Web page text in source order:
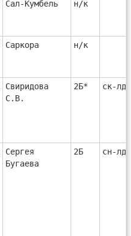
Сал-Кумбель н/к
Саркора н/к
Свиридова
С.В.
2Б* ск-
Сергея
Бугаева
2Б сн-